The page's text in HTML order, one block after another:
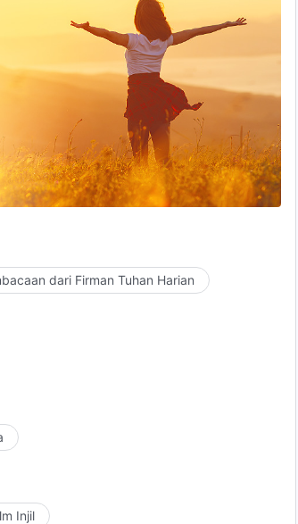
dari Firman Tuhan Harian
Injil